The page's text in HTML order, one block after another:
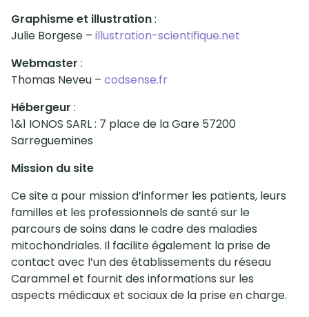
Graphisme et illustration:
Julie Borgese – illustration-scientifique.net
Webmaster :
Thomas Neveu – codsense.fr
Hébergeur :
1&1 IONOS SARL : 7 place de la Gare 57200
Sarreguemines
Mission du site
Ce site a pour mission d’informer les patients, leurs
familles et les professionnels de santé sur le
parcours de soins dans le cadre des maladies
mitochondriales. Il facilite également la prise de
contact avec l’un des établissements du réseau
Carammel et fournit des informations sur les
aspects médicaux et sociaux de la prise en charge.